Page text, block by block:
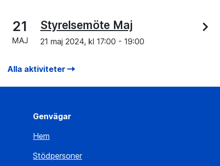
21
MAJ
Styrelsemöte Maj
21 maj 2024, kl 17:00 - 19:00
Alla aktiviteter
Genvägar
Hem
Stödpersoner